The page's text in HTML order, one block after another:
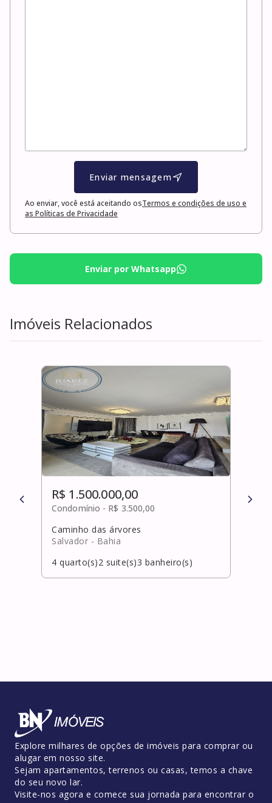
Enviar mensagem
Ao enviar, você está aceitando osTermos e condições de uso e
as Políticas de Privacidade
Enviar por Whatsapp
Imóveis Relacionados
R$ 1.500.000,00
Condomínio - R$ 3.500,00
Caminho das árvores
Salvador - Bahia
4 quarto(s)2 suite(s)3 banheiro(s)
R$
Explore milhares de opções de imóveis para comprar ou
alugar em nosso site.
Sejam apartamentos, terrenos ou casas, temos a chave
do seu novo lar.
Visite-nos agora e comece sua jornada para encontrar o